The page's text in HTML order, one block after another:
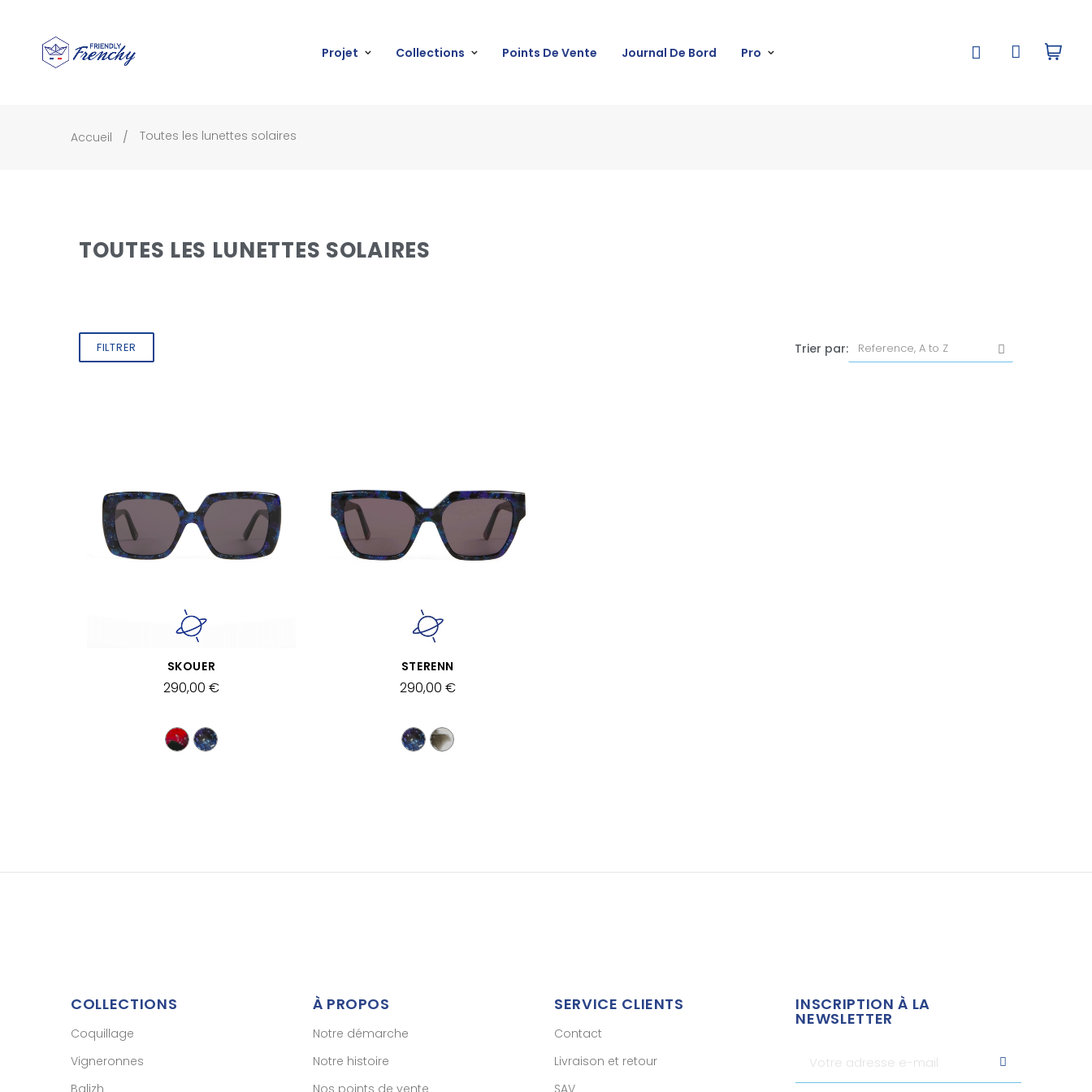
Projet Collections Points De Vente Journal De Bord Pro
Accueil Toutes les lunettes solaires
TOUTES LES LUNETTES SOLAIRES
FILTRER Trier par:
APERÇU RAPIDE
SKOUER
290,00 €
APERÇU RAPIDE
STERENN
290,00 €
COLLECTIONS
Coquillage
Vigneronnes
Balizh
À PROPOS
Notre démarche
Notre histoire
Nos points de vente
SERVICE CLIENTS
Contact
Livraison et retour
SAV
INSCRIPTION À LA
NEWSLETTER